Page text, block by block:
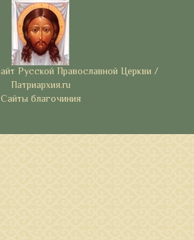
Сайты благочиния